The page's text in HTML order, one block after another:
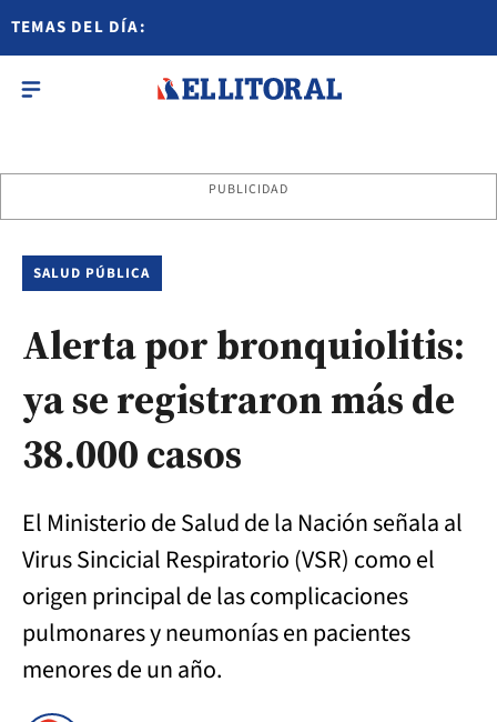
TEMAS DEL DÍA:
PUBLICIDAD
SALUD PÚBLICA
Alerta por bronquiolitis:
ya se registraron más de
38.000 casos
El Ministerio de Salud de la Nación señala al
Virus Sincicial Respiratorio (VSR) como el
origen principal de las complicaciones
pulmonares y neumonías en pacientes
menores de un año.